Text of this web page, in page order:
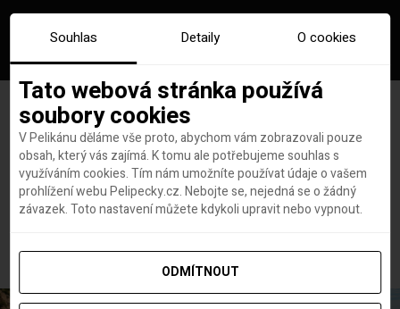
Hlavní stránka
Cestopisy
10 nevšedních míst Španělska, která musíš vidět
10 nevšedních míst
Španělska, která musíš vidět
Souhlas Detaily O cookies
Tato webová stránka používá
soubory cookies
V Pelikánu děláme vše proto, abychom vám zobrazovali pouze
obsah, který vás zajímá. K tomu ale potřebujeme souhlas s
využíváním cookies. Tím nám umožníte používat údaje o vašem
prohlížení webu Pelipecky.cz. Nebojte se, nejedná se o žádný
závazek. Toto nastavení můžete kdykoli upravit nebo vypnout.
ODMÍTNOUT